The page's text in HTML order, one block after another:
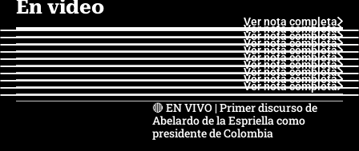
En video
Ver nota completa
Ver nota completa
Ver nota completa
Ver nota completa
Ver nota completa
Ver nota completa
Ver nota completa
Ver nota completa
Ver nota completa
Ver nota completa
🔴 EN VIVO | Primer discurso de
Abelardo de la Espriella como
presidente de Colombia